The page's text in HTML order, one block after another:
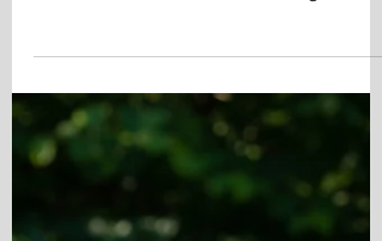
Teater på Åh 25/2
Onsdag 25 februari 16.30 Dockteatern
Lorpan längtar i Röda Rummet 17.30
Kvällsmatsbuffé efter föreställningen.
Serveras i restaurangen i